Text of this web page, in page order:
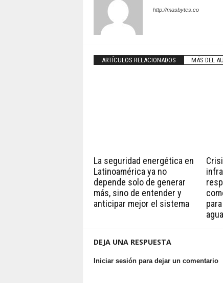
http://masbytes.co
ARTÍCULOS RELACIONADOS MÁS DEL
La seguridad energética en
Latinoamérica ya no
depende solo de generar
más, sino de entender y
anticipar mejor el sistema
DEJA UNA RESPUESTA
Iniciar sesión para dejar un comentario